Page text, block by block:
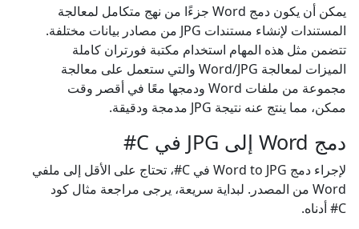
يمكن أن يكون دمج Word جزءًا من نهج متكامل لمعالجة
المستندات لإنشاء مستندات JPG من مصادر بيانات مختلفة.
تتضمن مثل هذه المهام استخدام مكتبة فورتران كاملة
الميزات لمعالجة Word/JPG والتي ستعمل على معالجة
مجموعة من ملفات Word ودمجها معًا في أقصر وقت
ممكن، مما ينتج عنه نتيجة JPG مدمجة ودقيقة.
دمج Word إلى JPG في C#
لإجراء دمج Word to JPG في C#، تحتاج على الأقل إلى ملفي
Word من المصدر. لبداية سريعة، يرجى مراجعة مثال كود
C# أدناه.